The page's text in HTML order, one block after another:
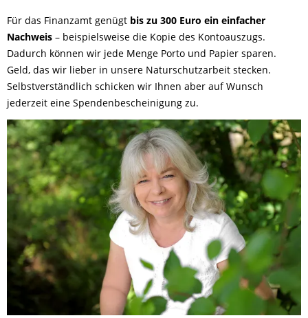
Für das Finanzamt genügt bis zu 300 Euro ein einfacher
Nachweis – beispielsweise die Kopie des Kontoauszugs.
Dadurch können wir jede Menge Porto und Papier sparen.
Geld, das wir lieber in unsere Naturschutzarbeit stecken.
Selbstverständlich schicken wir Ihnen aber auf Wunsch
jederzeit eine Spendenbescheinigung zu.